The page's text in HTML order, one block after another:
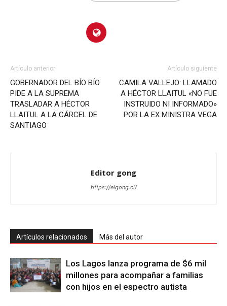
Artículo anterior
GOBERNADOR DEL BÍO BÍO
PIDE A LA SUPREMA
TRASLADAR A HÉCTOR
LLAITUL A LA CÁRCEL DE
SANTIAGO
Artículo siguiente
CAMILA VALLEJO: LLAMADO
A HÉCTOR LLAITUL «NO FUE
INSTRUIDO NI INFORMADO»
POR LA EX MINISTRA VEGA
Editor gong
https://elgong.cl/
Artículos relacionados Más del autor
Los Lagos lanza programa de $6 mil
millones para acompañar a familias
con hijos en el espectro autista